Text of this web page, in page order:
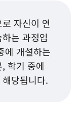
자신이 연
는 과정입
에 개설하는
학기 중에
당됩니다.